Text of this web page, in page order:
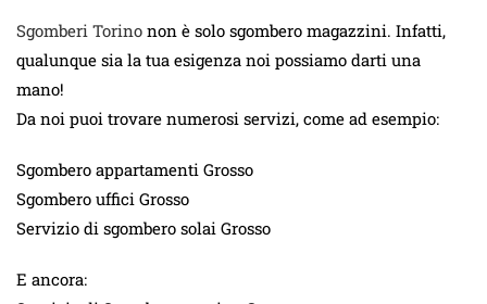
Sgomberi Torino non è solo sgombero magazzini. Infatti,
qualunque sia la tua esigenza noi possiamo darti una
mano!
Da noi puoi trovare numerosi servizi, come ad esempio:
Sgombero appartamenti Grosso
Sgombero uffici Grosso
Servizio di sgombero solai Grosso
E ancora: